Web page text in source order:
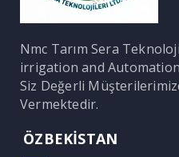
Nmc Tarım Sera
irrigation and Automation
Siz Değerli
Vermektedir.
ÖZBEKİSTAN